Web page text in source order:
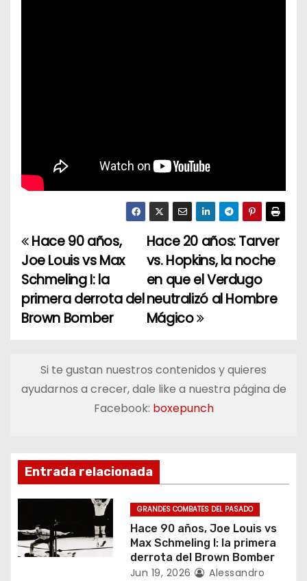
N
a
v
a
ó
n
d
e
Hace 20 años: Tarver
vs. Hopkins, la noche
en que el Verdugo
neutralizó al Hombre
Mágico
Hace 90 años,
Joe Louis vs Max
Schmeling I: la
primera derrota del
Brown Bomber
Si te gustan nuestros contenidos y quieres
ayudarnos a crecer, dale like a nuestra página de
Facebook: boxepunch
Entrada relacionada
GRANDES COMBATES DEL PASADO
Hace 90 años, Joe Louis vs
Max Schmeling I: la primera
derrota del Brown Bomber
Jun 19, 2026
Alessandro